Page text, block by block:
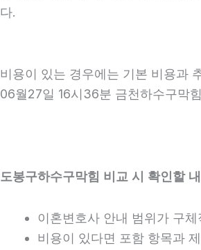
다.
비용이 있는 경우에는 기본 비용과
06월27일 16시36분 금천하수구막
도봉구하수구막힘 비교 시 확인할
이혼변호사 안내 범위가 구
비용이 있다면 포함 항목과